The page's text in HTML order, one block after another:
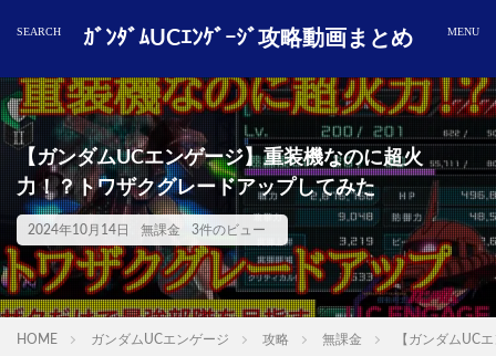
ｶﾞﾝﾀﾞﾑUCｴﾝｹﾞｰｼﾞ攻略動画まとめ
【ガンダムUCエンゲージ】重装機なのに超火
力！？トワザクグレードアップしてみた
2024年10月14日 無課金 3件のビュー
HOME ガンダムUCエンゲージ 攻略 無課金 【ガンダムUC